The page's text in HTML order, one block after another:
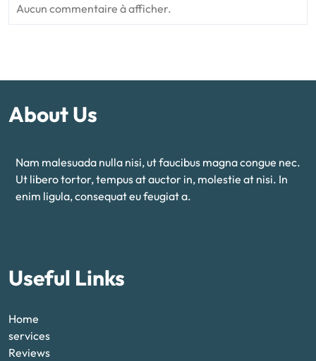
Aucun commentaire à afficher.
About Us
Nam malesuada nulla nisi, ut faucibus magna congue nec.
Ut libero tortor, tempus at auctor in, molestie at nisi. In
enim ligula, consequat eu feugiat a.
Useful Links
Home
services
Reviews